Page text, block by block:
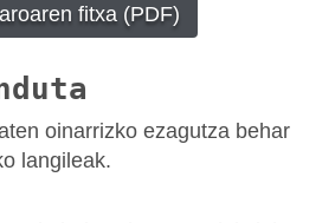
fitxa (PDF)
oinarrizko ezagutza behar
langileak.